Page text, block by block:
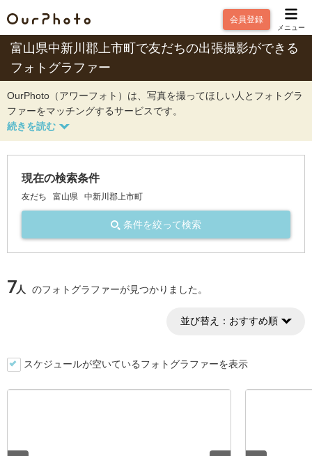
会員登録
メニュー
富山県中新川郡上市町で友だちの出張撮影ができる
フォトグラファー
OurPhoto（アワーフォト）は、写真を撮ってほしい人とフォトグラ
ファーをマッチングするサービスです。
現在の検索条件
友だち 富山県 中新川郡上市町
条件を絞って検索
7人 のフォトグラファーが見つかりました。
並び替え： おすすめ順
スケジュールが空いているフォトグラファーを表示